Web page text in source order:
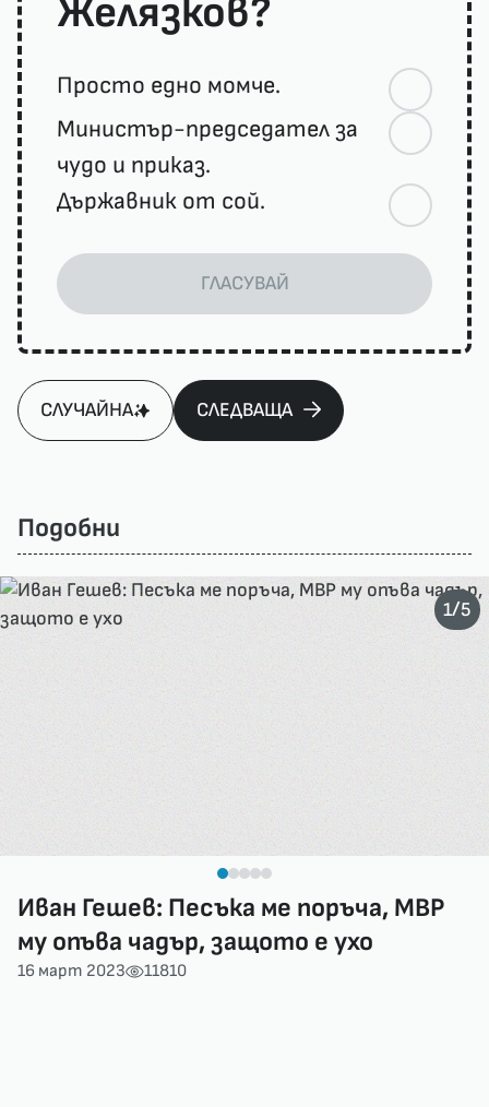
Желязков?
Просто едно момче.
Министър-председател за
чудо и приказ.
Държавник от сой.
ГЛАСУВАЙ
СЛУЧАЙНА СЛЕДВАЩА
Подобни
Иван Гешев: Песъка ме поръча, МВР
му опъва чадър, защото е ухо
16 март 2023 11810
1/5